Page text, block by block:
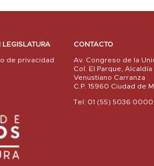
LEGISLATURA
de privacidad
CONTACTO
Av. Congreso de la
Col. El Parque, Alcaldía
Venustiano Carranza
C.P. 15960 Ciudad de
Tel: 01 (55) 5036 0000